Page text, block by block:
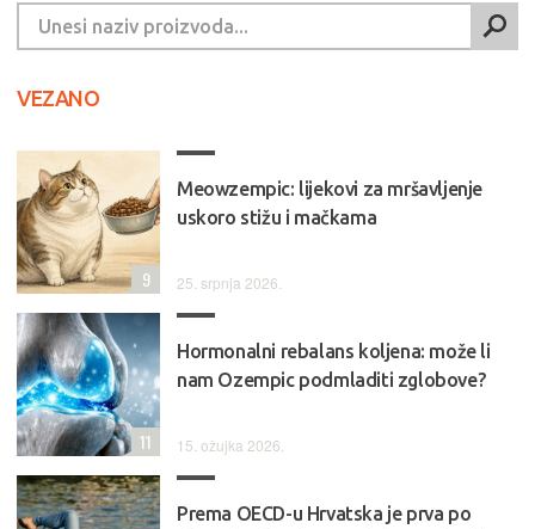
VEZANO
Meowzempic: lijekovi za mršavljenje
uskoro stižu i mačkama
25. srpnja 2026.
9
Hormonalni rebalans koljena: može li
nam Ozempic podmladiti zglobove?
15. ožujka 2026.
11
Prema OECD-u Hrvatska je prva po